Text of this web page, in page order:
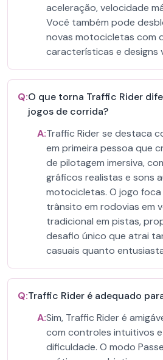
aceleração, velocidade
Você também pode
novas motocicletas com
características e designs
Q:O que torna Traffic Rider
jogos de corrida?
A:Traffic Rider se destaca
em primeira pessoa que
de pilotagem imersiva,
gráficos realistas e sons
motocicletas. O jogo
trânsito em rodovias em
tradicional em pistas,
desafio único que atrai
casuais quanto
Q:Traffic Rider é adequado
A:Sim, Traffic Rider é
com controles intuitivos
dificuldade. O modo